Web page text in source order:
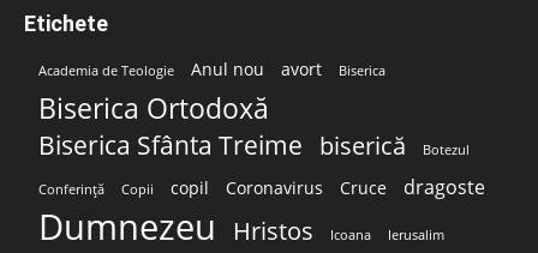
Etichete
Academia de Teologie Anul nou avort Biserica
Biserica Ortodoxă
Biserica Sfânta Treime biserică Botezul
Conferință Copii copil Coronavirus Cruce dragoste
Dumnezeu Hristos Icoana Ierusalim